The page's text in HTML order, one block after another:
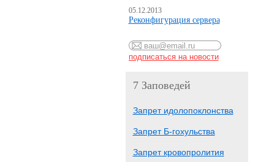
05.12.2013
Реконфигурация сервера
7 Заповедей
Запрет идолопоклонства
Запрет Б-гохульства
Запрет кровопролития